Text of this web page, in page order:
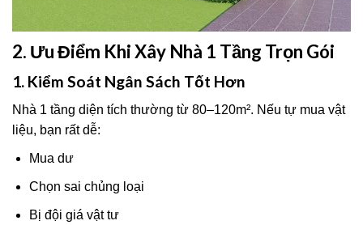
2. Ưu Điểm Khi Xây Nhà 1 Tầng Trọn Gói
1. Kiểm Soát Ngân Sách Tốt Hơn
Nhà 1 tầng diện tích thường từ 80–120m². Nếu tự mua vật
liệu, bạn rất dễ:
Mua dư
Chọn sai chủng loại
Bị đội giá vật tư